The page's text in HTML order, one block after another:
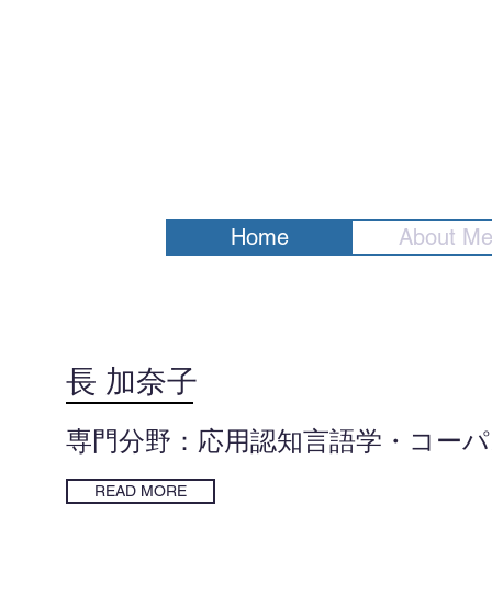
Home About Me
長 加奈子
専門分野：応用認知言語学・コー
READ MORE